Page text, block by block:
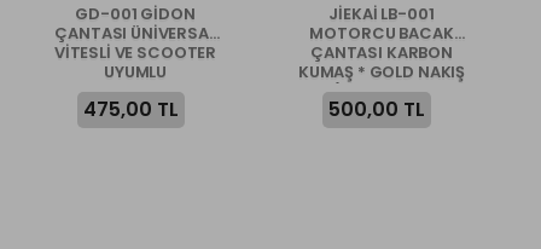
GD-001 GİDON
ÇANTASI ÜNİVERSAL
VİTESLİ VE SCOOTER
UYUMLU
475,00 TL
JİEKAİ LB-001
MOTORCU BACAK
ÇANTASI KARBON
KUMAŞ * GOLD NAKIŞ
* ( ANAHTARLIK
HEDİYE )
500,00 TL